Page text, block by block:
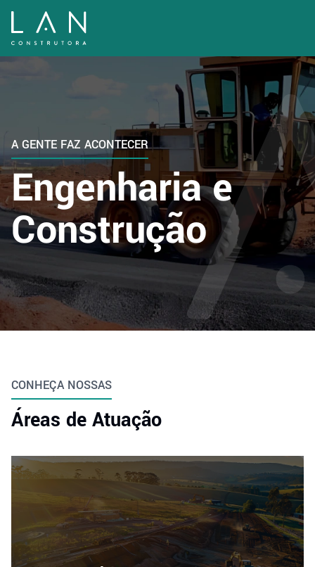
Home
Sobre nós
Áreas de Atuação
Qualidade
Contato
Trabalhe Conosco
A GENTE FAZ ACONTECER
Engenharia e
Construção
CONHEÇA NOSSAS
Áreas de Atuação